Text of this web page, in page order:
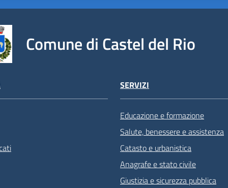
Comune di Castel del Rio
SERVIZI
Educazione e formazione
Salute, benessere e assistenza
Catasto e urbanistica
Anagrafe e stato civile
Giustizia e sicurezza pubblica